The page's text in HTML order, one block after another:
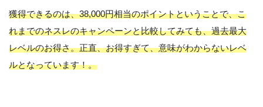
獲得できるのは、38,000円相当のポイントということで、こ
れまでのネスレのキャンペーンと比較してみても、過去最大
レベルのお得さ。正直、お得すぎて、意味がわからないレベ
ルとなっています！。